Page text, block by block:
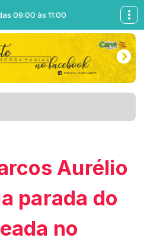
09:00 às 11:00
Aurélio
parada do
no